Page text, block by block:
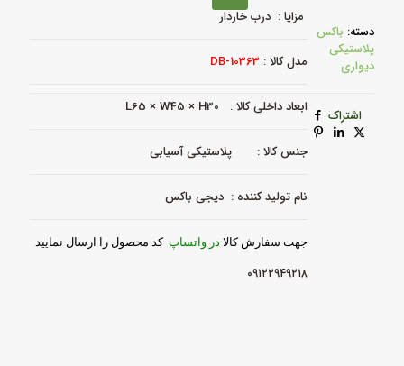
مزایا : درب خاردار
مدل کالا : DB-10363
ابعاد داخلی کالا : L65 × W45 × H30
جنس کالا : پلاستیکی آسیابی
نام تولید کننده : دیجی باکس
جهت سفارش کالا در واتساپکد محصول را ارسال نمایید
۰۹۱۲۲۹۴۹۲۱۸
DB-
10363-
L65×W45xH30mm
عدد
دسته: باکس
پلاستیکی
دیواری
اشتراک